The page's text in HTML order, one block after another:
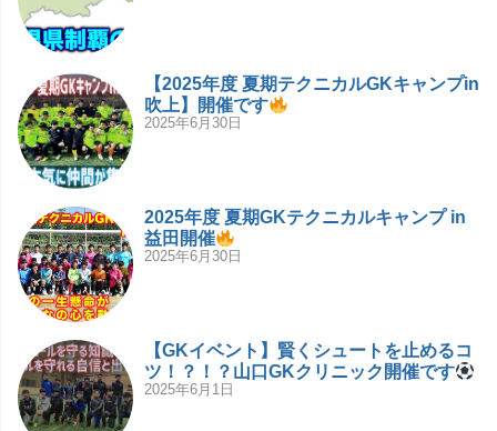
【2025年度 夏期テクニカルGKキャンプin
吹上】開催です
2025年6月30日
2025年度 夏期GKテクニカルキャンプ in
益田開催
2025年6月30日
【GKイベント】賢くシュートを止めるコ
ツ！？！？山口GKクリニック開催です
2025年6月1日